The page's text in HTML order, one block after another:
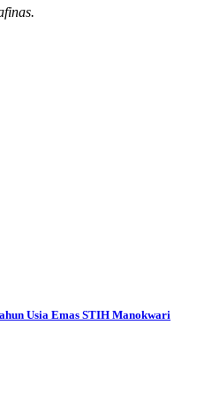
Usia Emas STIH Manokwari